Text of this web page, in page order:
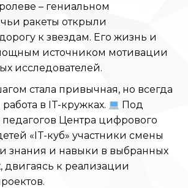
– гениальном
чьи ракеты открыли
к звездам. Его жизнь и
источником мотивации
исследователей.
стала привычная, но всегда
в IT-кружках.
Под
Центра цифрового
«IT-куб» участники смены
знания и навыки в выбранных
двигаясь к реализации